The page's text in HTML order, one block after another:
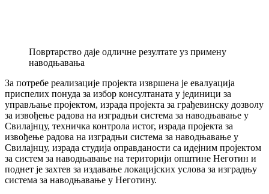
Повртарство даје одличне резултате уз примену
наводњавања
За потребе реализације пројекта извршена је евалуација
приспелих понуда за избор консултаната у јединици за
управљање пројектом, израда пројекта за грађевинску дозволу
за извођење радова на изградњи система за наводњавање у
Свилајнцу, техничка контрола истог, израда пројекта за
извођење радова на изградњи система за наводњавање у
Свилајнцу, израда студија оправданости са идејним пројектом
за систем за наводњавање на територији општине Неготин и
поднет је захтев за издавање локацијских услова за изградњу
система за наводњавање у Неготину.